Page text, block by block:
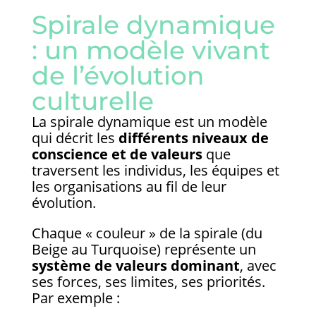
Spirale dynamique
: un modèle vivant
de l’évolution
culturelle
La spirale dynamique est un modèle
qui décrit les différents niveaux de
conscience et de valeursque
traversent les individus, les équipes et
les organisations au fil de leur
évolution.
Chaque « couleur » de la spirale (du
Beige au Turquoise) représente un
système de valeurs dominant, avec
ses forces, ses limites, ses priorités.
Par exemple :